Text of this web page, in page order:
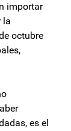
importar
la
octubre
es el